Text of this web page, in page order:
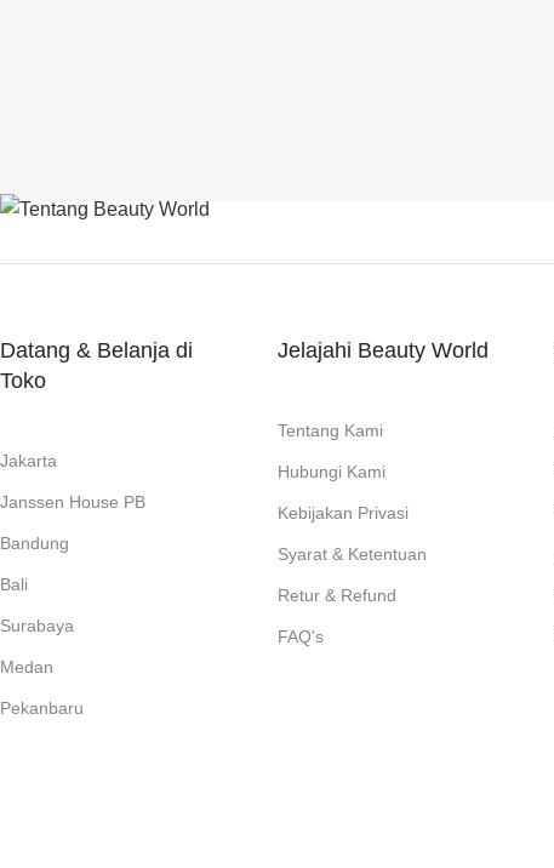
Datang & Belanja di
Toko
Jakarta
Janssen House PB
Bandung
Bali
Surabaya
Medan
Pekanbaru
Jelajahi Beauty World
Tentang Kami
Hubungi Kami
Kebijakan Privasi
Syarat & Ketentuan
Retur & Refund
FAQ's